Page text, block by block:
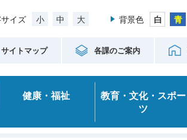
イズ 小 中 大 背景色
サイトマップ 各課のご案内
健康・福祉
教育・文化・スポー
ツ